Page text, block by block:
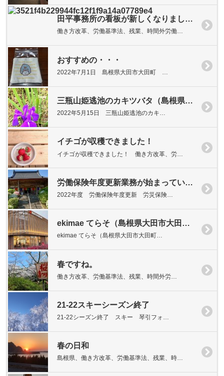
田平事務所の看板が新しくなりました！
働き方改革、労働基準法、残業、時間外労働…
おすすめの・・・
2022年7月1日 島根県大田市大田町 …
三瓶山姫逃池のカキツバタ（島根県大田市三瓶町北の原）
2022年5月15日 三瓶山姫逃池のカキ…
イチゴが収穫できました！
イチゴが収穫できました！ 働き方改革、労…
労働保険年度更新業務が始まっています！
2022年度 労働保険年度更新 労災保険…
ekimae てらそ（島根県大田市大田町・JR大田市駅前）
ekimae てらそ（島根県大田市大田町…
春ですね。
働き方改革、労働基準法、残業、時間外労…
21-22スキーシーズン終了
21-22シーズン終了 スキー 琴引フォ…
春の日和
島根県、働き方改革、労働基準法、残業、時…